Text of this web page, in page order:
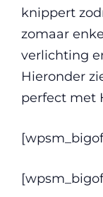
knippert
zomaar
verlichting
Hieronder
perfect met